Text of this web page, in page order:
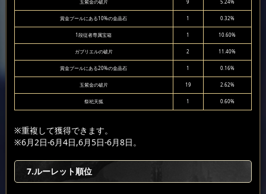
玉紫金の破片 9 5.24%
賞金プールにある10%の金晶石 1 0.32%
1段従者専属宝箱 1 10.60%
ガブリエルの破片 2 11.40%
賞金プールにある20%の金晶石 1 0.16%
玉紫金の破片 19 2.62%
祭祀天狐 1 0.60%
※重複して獲得できます。
※6月2日-6月4日,6月5日-6月8日。
7.ルーレット順位